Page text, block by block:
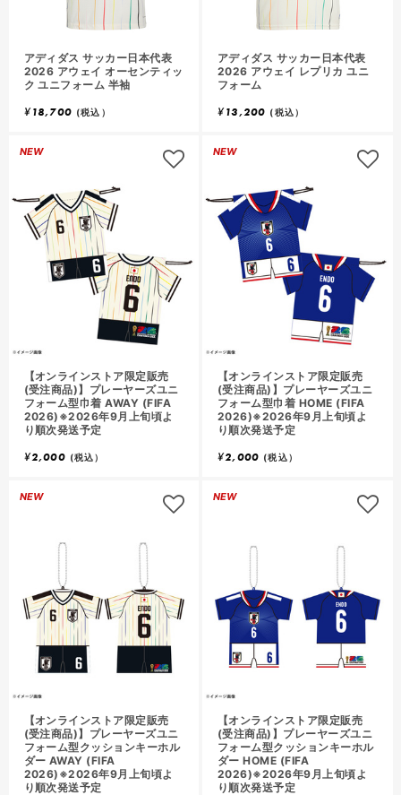
アディダス サッカー日本代表
2026 アウェイ オーセンティッ
ク ユニフォーム 半袖
¥18,700 (税込）
アディダス サッカー日本代表
2026 アウェイ レプリカ ユニ
フォーム
¥13,200 (税込）
NEW
【オンラインストア限定販売
(受注商品)】プレーヤーズユニ
フォーム型巾着 AWAY (FIFA
2026)※2026年9月上旬頃よ
り順次発送予定
¥2,000 (税込）
NEW
【オンラインストア限定販売
(受注商品)】プレーヤーズユニ
フォーム型巾着 HOME (FIFA
2026)※2026年9月上旬頃よ
り順次発送予定
¥2,000 (税込）
NEW
【オンラインストア限定販売
(受注商品)】プレーヤーズユニ
フォーム型クッションキーホル
ダー AWAY (FIFA
2026)※2026年9月上旬頃よ
り順次発送予定
NEW
【オンラインストア限定販売
(受注商品)】プレーヤーズユニ
フォーム型クッションキーホル
ダー HOME (FIFA
2026)※2026年9月上旬頃よ
り順次発送予定